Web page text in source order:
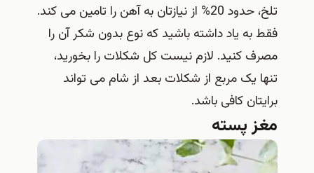
تلخ، حدود 20% از نیازتان به آهن را تامین می کند.
فقط به یاد داشته باشید که نوع بدون شکر آن را
مصرف کنید. لازم نیست کل شکلات را بخورید،
تنها یک مربع از شکلات بعد از شام می تواند
برایتان کافی باشد.
مغز پسته